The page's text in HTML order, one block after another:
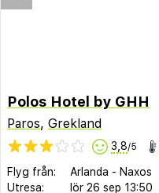
Polos Hotel by GHH
Paros, Grekland
3,8/5
Flyg från: Arlanda - Naxos
Utresa:
lör 26 sep 13:50